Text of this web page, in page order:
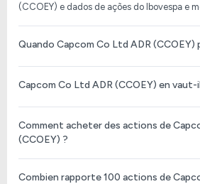
(CCOEY) e dados de ações do Ibovespa e
Quando Capcom Co Ltd ADR (CCOEY)
Capcom Co Ltd ADR (CCOEY) en vaut-
Comment acheter des actions de
(CCOEY) ?
Combien rapporte 100 actions de